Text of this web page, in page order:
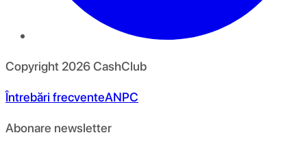
Copyright 2026CashClub
Întrebări frecventeANPC
Abonare newsletter